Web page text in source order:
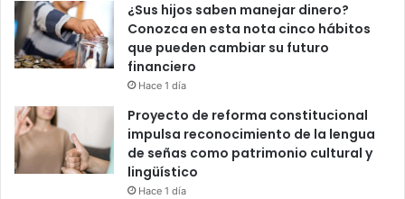
¿Sus hijos saben manejar dinero?
Conozca en esta nota cinco hábitos
que pueden cambiar su futuro
financiero
Hace 1 día
Proyecto de reforma constitucional
impulsa reconocimiento de la lengua
de señas como patrimonio cultural y
lingüístico
Hace 1 día